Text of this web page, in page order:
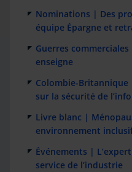
Nominations | Des
équipe Épargne et
Guerres
enseigne
Colombie-
sur la sécurité de
Livre blanc |
environnement
Événements |
service de l’industrie